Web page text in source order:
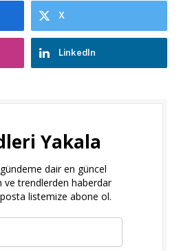
X
LinkedIn
Yakala
dair en güncel
ve trendlerden haberdar
listemize abone ol.